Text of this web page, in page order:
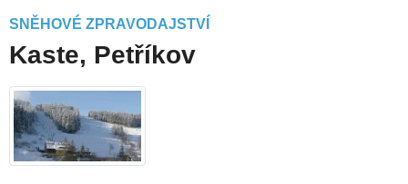
SNĚHOVÉ ZPRAVODAJSTVÍ
Kaste, Petříkov